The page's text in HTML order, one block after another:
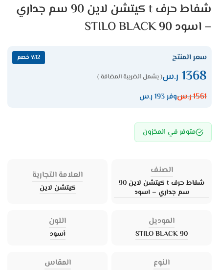
شفاط حرف t كيتشن لاين 90 سم جداري
– اسود STILO BLACK 90
سعر المنتج ٪12 خصم
1368 ر.س( يشمل الضريبة المضافة )
1561ر.سوفر 193 ر.س
متوفر في المخزون
الصنف
شفاط حرف t كيتشن لاين 90
سم جداري – اسود
العلامة التجارية
كيتشن لاين
الموديل
STILO BLACK 90
اللون
أسود
النوع المقاس